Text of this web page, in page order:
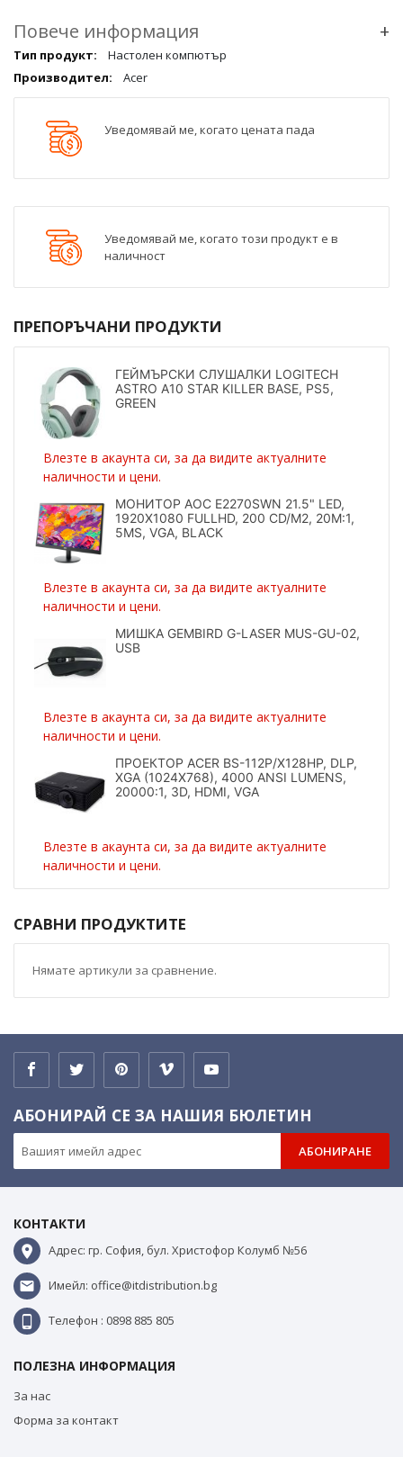
Повече информация +
Повече
информация
qqq
Настолен компютър
Acer
Уведомявай ме, когато цената пада
Уведомявай ме, когато този продукт е в
наличност
ПРЕПОРЪЧАНИ ПРОДУКТИ
ГЕЙМЪРСКИ СЛУШАЛКИ LOGITECH
ASTRO A10 STAR KILLER BASE, PS5,
GREEN
Влезте в акаунта си, за да видите актуалните
наличности и цени.
МОНИТОР AOC E2270SWN 21.5" LED,
1920X1080 FULLHD, 200 CD/M2, 20M:1,
5MS, VGA, BLACK
Влезте в акаунта си, за да видите актуалните
наличности и цени.
МИШКА GEMBIRD G-LASER MUS-GU-02,
USB
Влезте в акаунта си, за да видите актуалните
наличности и цени.
ПРОЕКТОР ACER BS-112P/X128HP, DLP,
XGA (1024X768), 4000 ANSI LUMENS,
20000:1, 3D, HDMI, VGA
Влезте в акаунта си, за да видите актуалните
наличности и цени.
СРАВНИ ПРОДУКТИТЕ
Нямате артикули за сравнение.
АБОНИРАЙ СЕ ЗА НАШИЯ БЮЛЕТИН
АБОНИРАНЕ
КОНТАКТИ
Адрес: гр. София, бул. Христофор Колумб №56
Имейл: office@itdistribution.bg
Телефон : 0898 885 805
ПОЛЕЗНА ИНФОРМАЦИЯ
За нас
Форма за контакт